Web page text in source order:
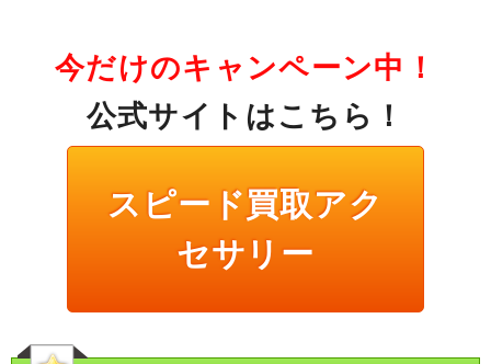
今だけのキャンペーン中！
公式サイトはこちら！
スピード買取アク
セサリー